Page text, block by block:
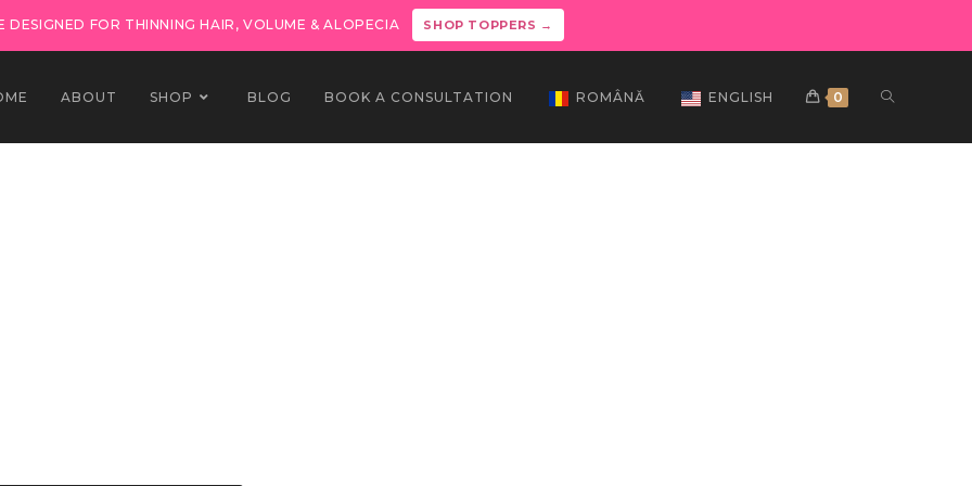
FOR THINNING HAIR, VOLUME & ALOPECIA SHOP TOPPERS →
ABOUT SHOP BLOG BOOK A CONSULTATION ROMÂNĂ ENGLISH 0